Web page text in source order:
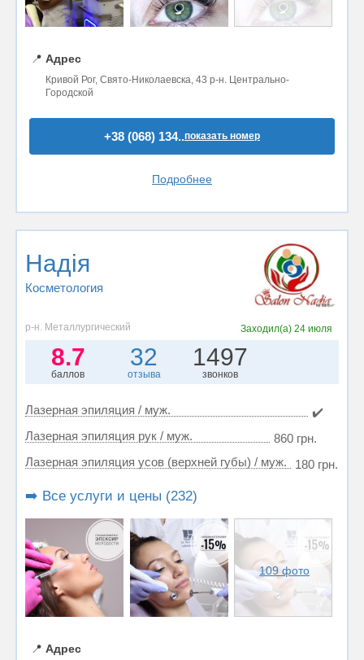
📍 Адрес
Кривой Рог, Свято-Николаевска, 43 р-н. Центрально-
Городской
+38 (068) 134..показать номер
Подробнее
Надія
Косметология
р-н. Металлургический Заходил(а)24 июля
8.7
баллов
32
отзыва
1497
звонков
Лазерная эпиляция / муж.
✔️
Лазерная эпиляция рук / муж.
860 грн.
Лазерная эпиляция усов (верхней губы) / муж.
180 грн.
➡️ Все услуги и цены (232)
109 фото
📍 Адрес